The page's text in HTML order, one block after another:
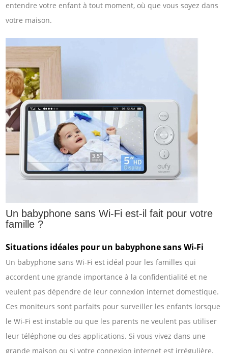
entendre votre enfant à tout moment, où que vous soyez dans
votre maison.
Un babyphone sans Wi-Fi est-il fait pour votre
famille ?
Situations idéales pour un babyphone sans Wi-Fi
Un babyphone sans Wi-Fi est idéal pour les familles qui
accordent une grande importance à la confidentialité et ne
veulent pas dépendre de leur connexion internet domestique.
Ces moniteurs sont parfaits pour surveiller les enfants lorsque
le Wi-Fi est instable ou que les parents ne veulent pas utiliser
leur téléphone ou des applications. Si vous vivez dans une
grande maison ou si votre connexion internet est irrégulière,